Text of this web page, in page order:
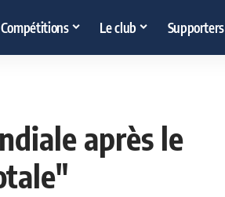
Compétitions Le club Supporters
après le